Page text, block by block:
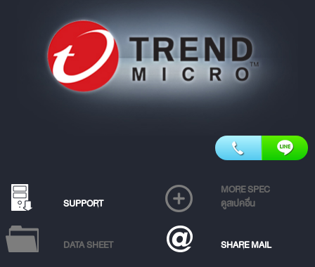
SUPPORT
MORE SPEC
ดูสเปคอื่น
DATA SHEET
SHARE MAIL